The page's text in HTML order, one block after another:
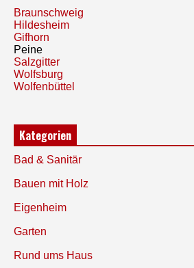
Braunschweig
Hildesheim
Gifhorn
Peine
Salzgitter
Wolfsburg
Wolfenbüttel
Kategorien
Bad & Sanitär
Bauen mit Holz
Eigenheim
Garten
Rund ums Haus